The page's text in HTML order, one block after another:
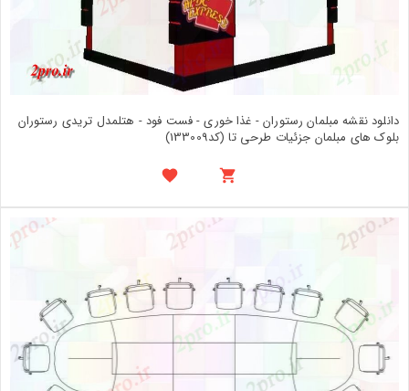
دانلود نقشه مبلمان رستوران - غذا خوری - فست فود - هتلمدل تریدی رستوران
بلوک های مبلمان جزئیات طرحی تا (کد133009)